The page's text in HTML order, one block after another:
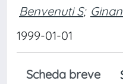
Benvenuti S;
1999-01-01
Scheda breve